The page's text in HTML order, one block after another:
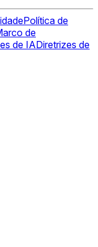
Política de
de
de IADiretrizes de